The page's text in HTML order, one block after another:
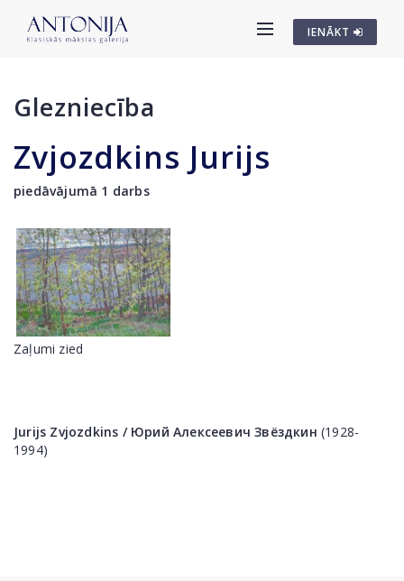
IENĀKT
Glezniecība
Zvjozdkins Jurijs
piedāvājumā 1 darbs
Zaļumi zied
Jurijs Zvjozdkins / Юрий Алексеевич Звёздкин(1928-
1994)